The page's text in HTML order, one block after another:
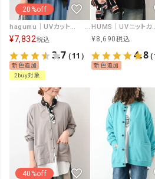
20%off
¥7,832税込
3.7（11）
新色追加
2buy対象
¥8,690税込
4.8（
新色追加
40%off